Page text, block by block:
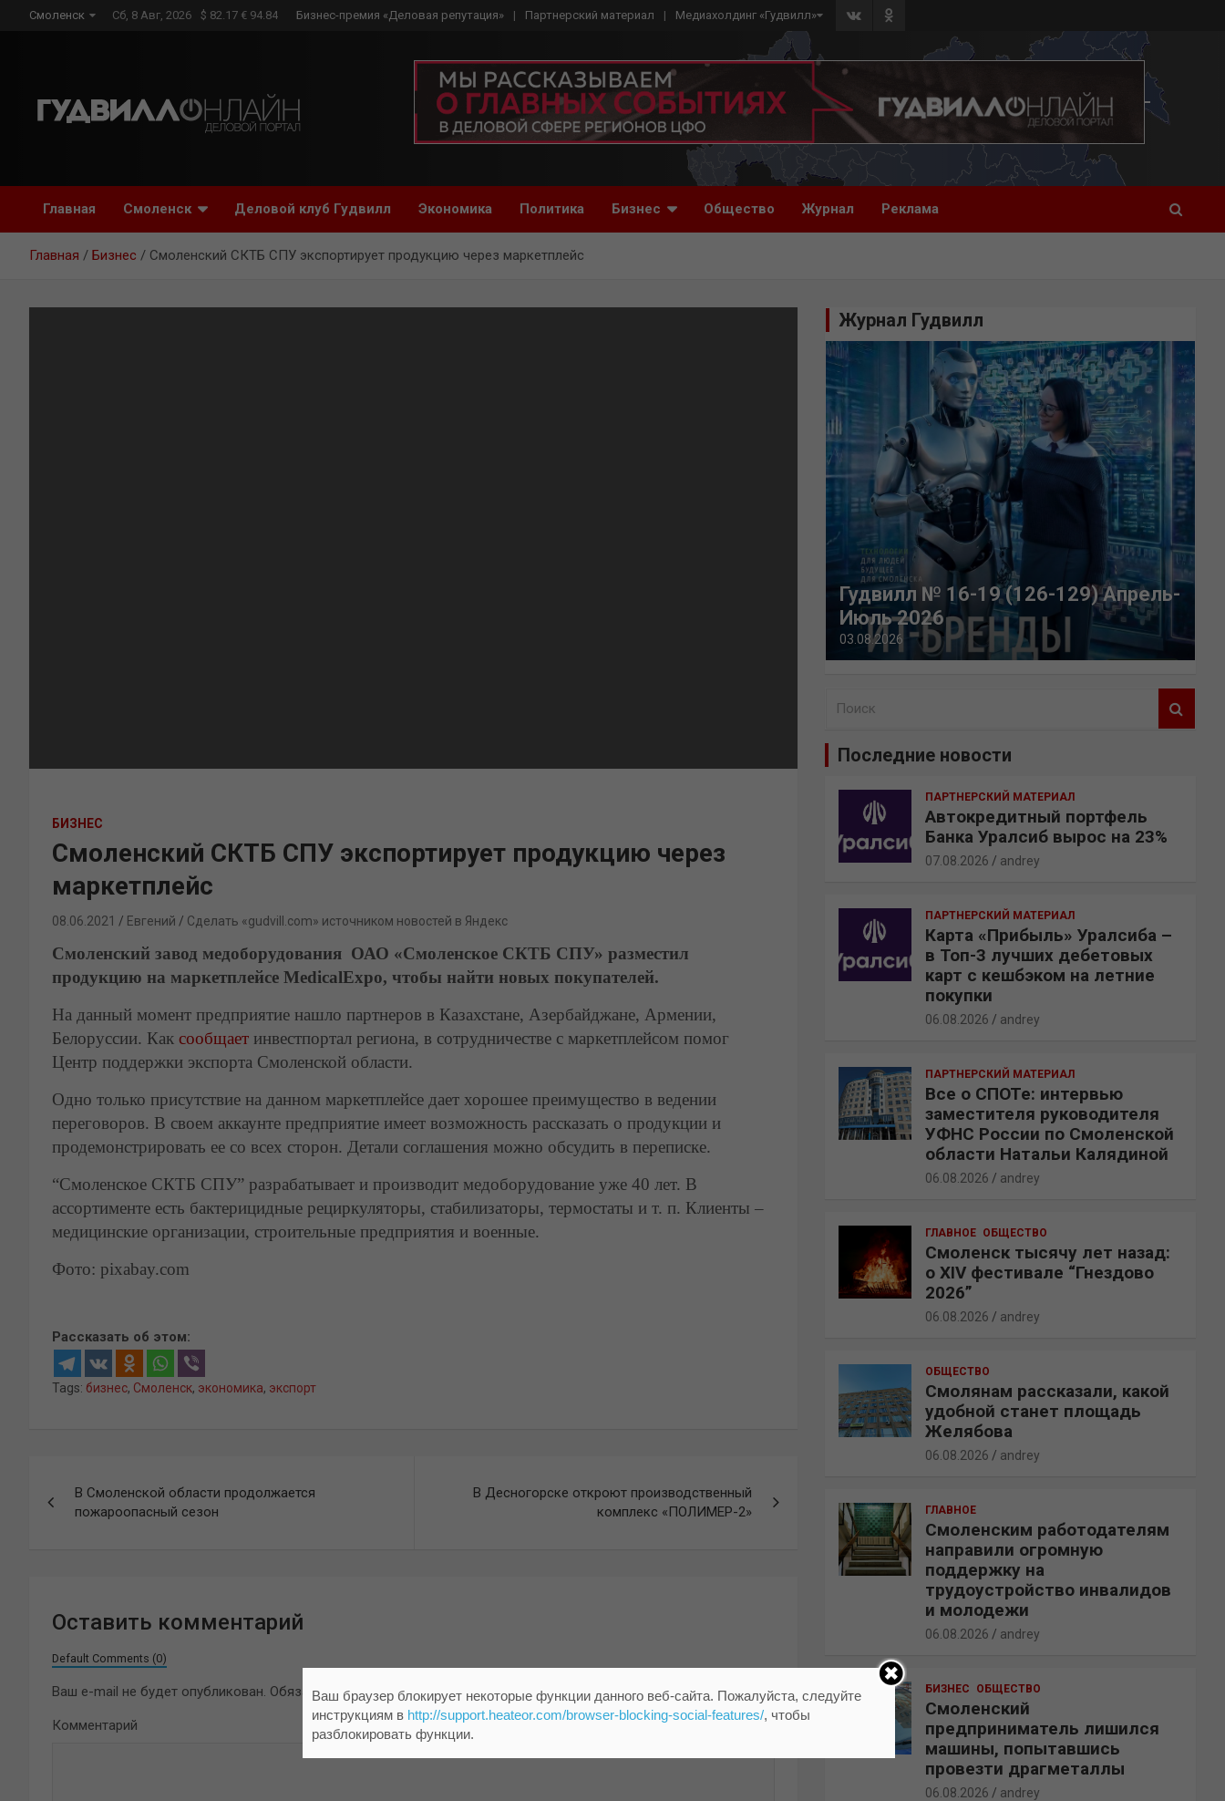
Смоленск Сб, 8 Авг, 2026 $ 82.17 € 94.84 Бизнес-премия «Деловая репутация» Партнерский материал Медиахолдинг «Гудвилл»
Главная Смоленск Деловой клуб Гудвилл Экономика Политика Бизнес Общество Журнал Реклама
Главная Бизнес Смоленский СКТБ СПУ экспортирует продукцию через маркетплейс
БИЗНЕС
Смоленский СКТБ СПУ экспортирует продукцию через
маркетплейс
08.06.2021 Евгений Сделать «gudvill.com» источником новостей в Яндекс
Смоленский завод медоборудования ОАО «Смоленское СКТБ СПУ» разместил
продукцию на маркетплейсе MedicalExpo, чтобы найти новых покупателей.
На данный момент предприятие нашло партнеров в Казахстане, Азербайджане, Армении,
Белоруссии. Как сообщает инвестпортал региона, в сотрудничестве с маркетплейсом помог
Центр поддержки экспорта Смоленской области.
Одно только присутствие на данном маркетплейсе дает хорошее преимущество в ведении
переговоров. В своем аккаунте предприятие имеет возможность рассказать о продукции и
продемонстрировать ее со всех сторон. Детали соглашения можно обсудить в переписке.
“Смоленское СКТБ СПУ” разрабатывает и производит медоборудование уже 40 лет. В
ассортименте есть бактерицидные рециркуляторы, стабилизаторы, термостаты и т. п. Клиенты –
медицинские организации, строительные предприятия и военные.
Фото: pixabay.com
Рассказать об этом:
Tags: бизнес, Смоленск, экономика, экспорт
по
В Смоленской области продолжается
пожароопасный сезон
В Десногорске откроют производственный
комплекс «ПОЛИМЕР-2»
Оставить комментарий
Default Comments (0)
Ваш e-mail не будет опубликован. Обязательные поля помечены *
Комментарий
Журнал Гудвилл
Гудвилл № 16-19 (126-129) Апрель-
Июль 2026
03.08.2026
Последние новости
ПАРТНЕРСКИЙ МАТЕРИАЛ
Автокредитный портфель
Банка Уралсиб вырос на 23%
07.08.2026 andrey
ПАРТНЕРСКИЙ МАТЕРИАЛ
Карта «Прибыль» Уралсиба –
в Топ-3 лучших дебетовых
карт с кешбэком на летние
покупки
06.08.2026 andrey
ПАРТНЕРСКИЙ МАТЕРИАЛ
Все о СПОТе: интервью
заместителя руководителя
УФНС России по Смоленской
области Натальи Калядиной
06.08.2026 andrey
ГЛАВНОЕ ОБЩЕСТВО
Смоленск тысячу лет назад:
о XIV фестивале “Гнездово
2026”
06.08.2026 andrey
ОБЩЕСТВО
Смолянам рассказали, какой
удобной станет площадь
Желябова
06.08.2026 andrey
ГЛАВНОЕ
Смоленским работодателям
направили огромную
поддержку на
трудоустройство инвалидов
и молодежи
06.08.2026 andrey
БИЗНЕС ОБЩЕСТВО
Смоленский
предприниматель лишился
машины, попытавшись
провезти драгметаллы
06.08.2026 andrey
Ваш браузер блокирует некоторые функции данного веб-сайта. Пожалуйста, следуйте
инструкциям в http://support.heateor.com/browser-blocking-social-features/, чтобы
разблокировать функции.